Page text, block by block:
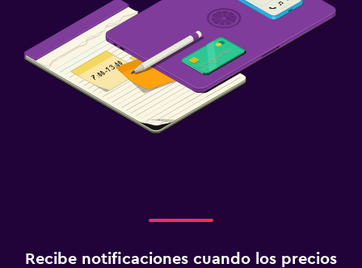
Recibe notificaciones cuando los precios